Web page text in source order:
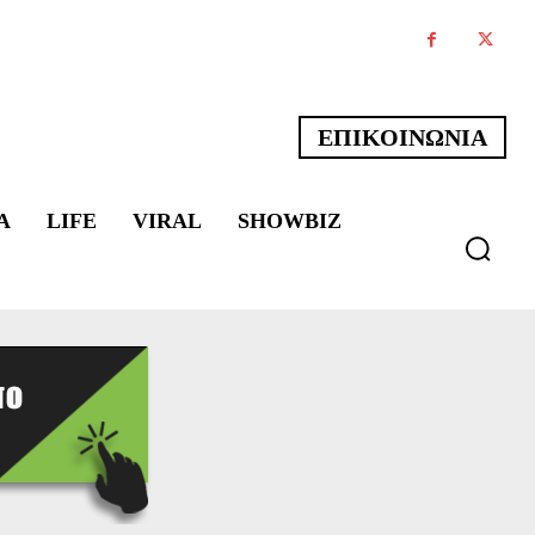
ΕΠΙΚΟΙΝΩΝΙΑ
LIFE VIRAL SHOWBIZ